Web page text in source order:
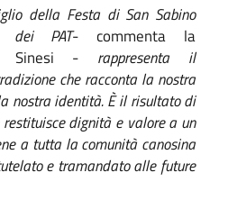
della Festa di San Sabino
dei PAT- commenta la
Sinesi - rappresenta il
che racconta la nostra
nostra identità. È il risultato di
dignità e valore a un
a tutta la comunità canosina
e tramandato alle future